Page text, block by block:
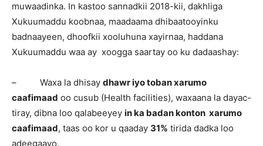
muwaadinka. In kastoo sannadkii 2018-kii, dakhliga
Xukuumaddu koobnaa, maadaama dhibaatooyinku
badnaayeen, dhoofkii xooluhuna xayirnaa, haddana
Xukuumaddu waa ay xoogga saartay oo ku dadaashay:
– Waxa la dhisay dhawr iyo toban xarumo
caafimaad oo cusub (Health facilities), waxaana la dayac-
tiray, dibna loo qalabeeyey in ka badan konton xarumo
caafimaad, taas oo kor u qaaday 31% tirida dadka loo
adeegaayo.